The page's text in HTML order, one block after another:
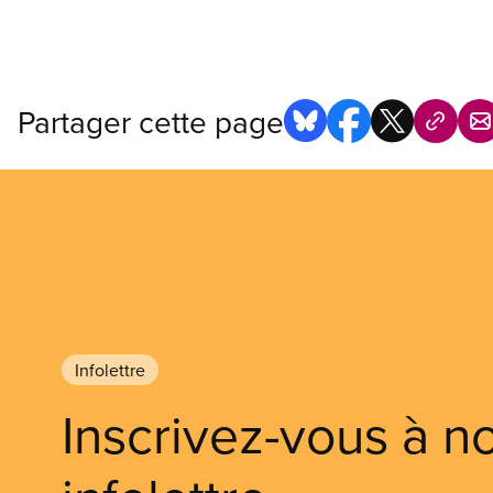
Partager cette page
Infolettre
Inscrivez-vous à